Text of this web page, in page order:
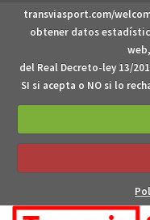
transviasport.com/
obtener datos
del Real Decreto-ley 13/
SI si acepta o NO si lo